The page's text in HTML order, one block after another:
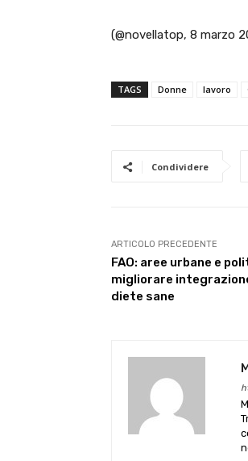
(@novellatop, 8 marzo
TAGS Donne lavoro
Condividere
ARTICOLO PRECEDENTE
FAO: aree urbane e
migliorare
diete sane